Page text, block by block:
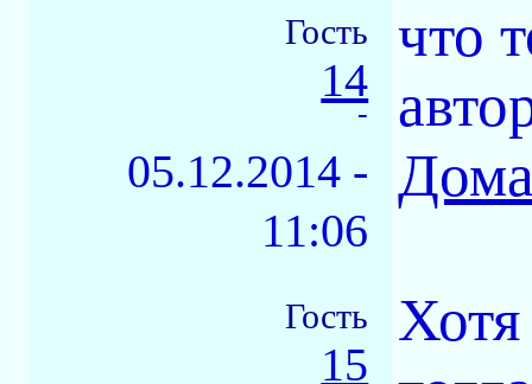
Гость
14
-
05.12.2014 -
11:06
что
Гость
15